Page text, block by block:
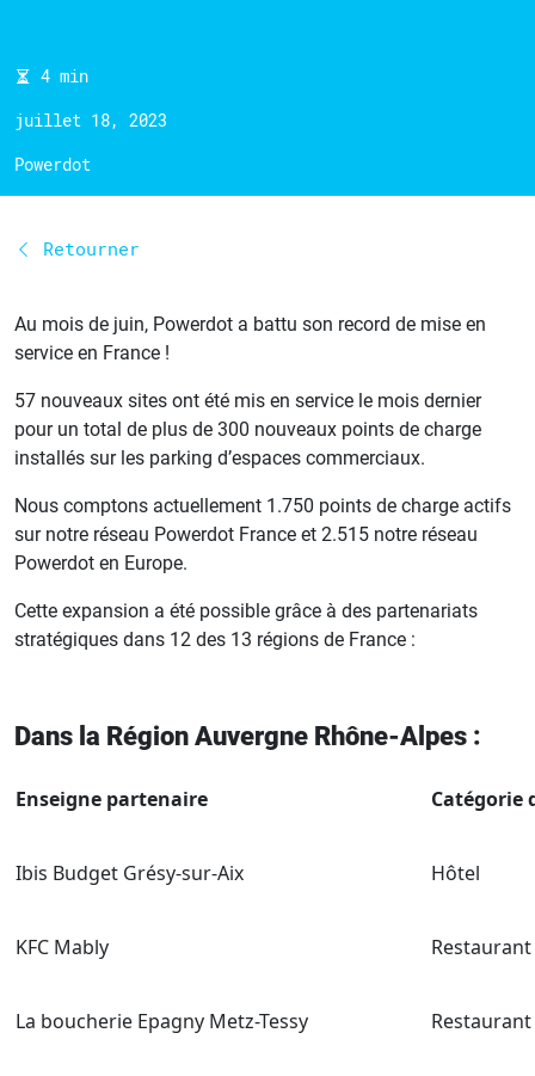
4 min
juillet 18, 2023
Powerdot
Retourner
Au mois de juin, Powerdot a battu son record de mise en
service en France !
57 nouveaux sites ont été mis en service le mois dernier
pour un total de plus de 300 nouveaux points de charge
installés sur les parking d’espaces commerciaux.
Nous comptons actuellement 1.750 points de charge actifs
sur notre réseau Powerdot France et 2.515 notre réseau
Powerdot en Europe.
Cette expansion a été possible grâce à des partenariats
stratégiques dans 12 des 13 régions de France :
Dans la Région Auvergne Rhône-Alpes :
Enseigne partenaire Catégorie
Ibis Budget Grésy-sur-Aix Hôtel
KFC Mably Restaurant
La boucherie Epagny Metz-Tessy Restaurant